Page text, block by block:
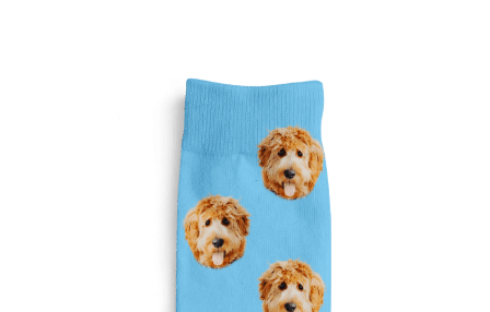
múltiples
variantes.
Las
opciones
se
pueden
elegir
en